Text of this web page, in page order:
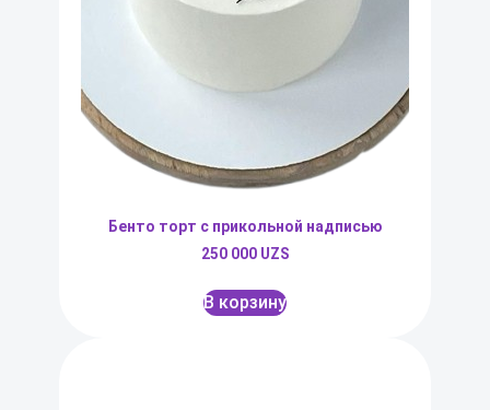
Бенто торт с прикольной надписью
250 000 UZS
В корзину